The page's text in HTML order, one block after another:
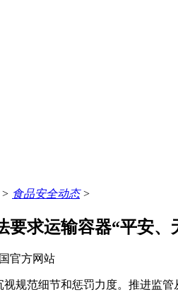
食品安全动态>
要求运输容器“平安、
官方网站
范细节和惩罚力度。推进监管